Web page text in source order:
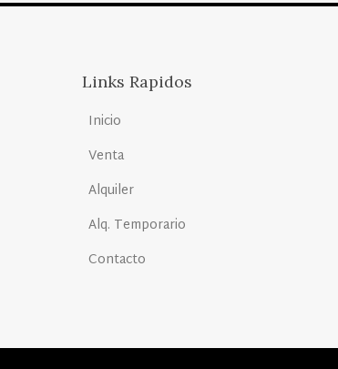
Links Rapidos
Inicio
Venta
Alquiler
Alq. Temporario
Contacto